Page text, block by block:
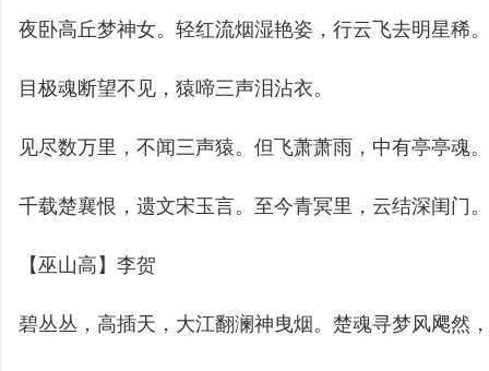
夜卧高丘梦神女。轻红流烟湿艳姿，行云飞去明星稀。
目极魂断望不见，猿啼三声泪沾衣。
见尽数万里，不闻三声猿。但飞萧萧雨，中有亭亭魂。
千载楚襄恨，遗文宋玉言。至今青冥里，云结深闺门。
【巫山高】李贺
碧丛丛，高插天，大江翻澜神曳烟。楚魂寻梦风飔然，